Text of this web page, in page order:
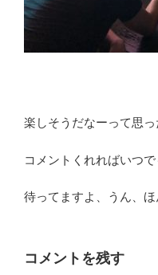
楽しそうだなーって思っ
コメントくれればいつ
待ってますよ、うん、ほ
コメントを残す